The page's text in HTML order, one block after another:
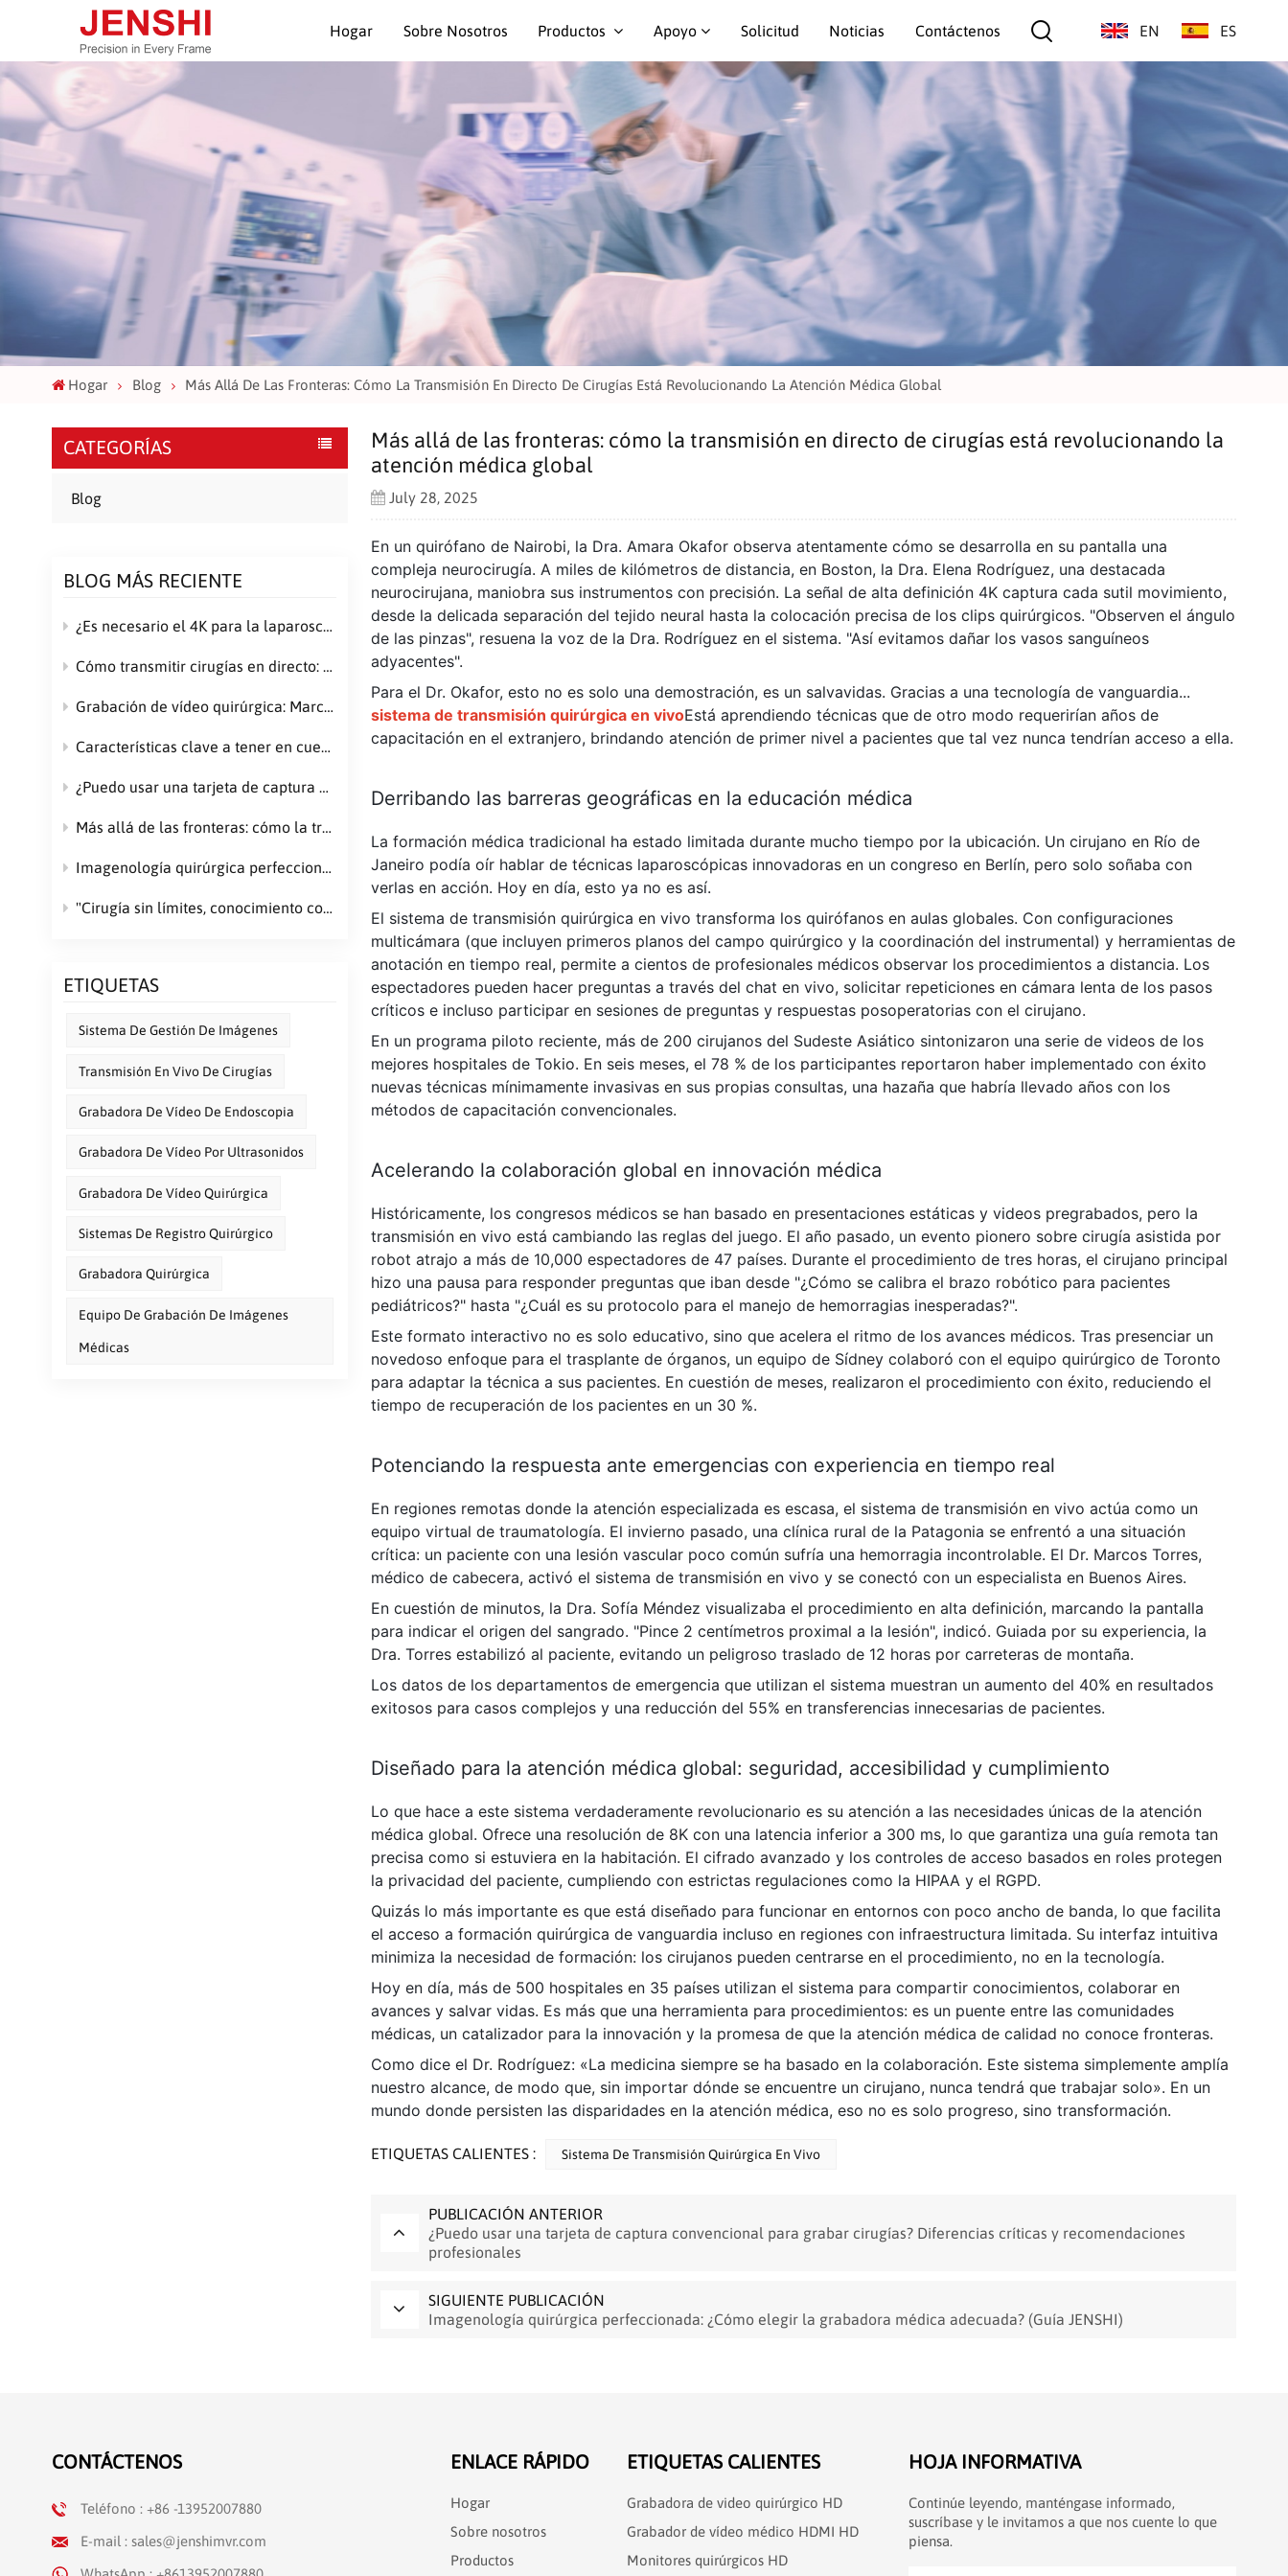
Hogar Sobre Nosotros Productos Apoyo Solicitud Noticias Contáctenos EN ES
Hogar Blog Más Allá De Las Fronteras: Cómo La Transmisión En Directo De Cirugías Está Revolucionando La Atención Médica Global
CATEGORÍAS
Blog
BLOG MÁS RECIENTE
¿Es necesario el 4K para la laparoscopia? ¿Por qué su próximo sistema de cámara quirúrgica no debería conformarse con menos?
Cómo transmitir cirugías en directo: una guía completa para instituciones médicas
Grabación de vídeo quirúrgica: Marco legal y consideraciones de cumplimiento
Características clave a tener en cuenta al elegir un sistema de registro quirúrgico
¿Puedo usar una tarjeta de captura convencional para grabar cirugías? Diferencias críticas y recomendaciones profesionales
Más allá de las fronteras: cómo la transmisión en directo de cirugías está revolucionando la atención médica global
Imagenología quirúrgica perfeccionada: ¿Cómo elegir la grabadora médica adecuada? (Guía JENSHI)
"Cirugía sin límites, conocimiento compartido": ¡La videograbadora médica marca el comienzo de una nueva era en la transmisión en vivo de cirugías hospitalarias!
ETIQUETAS
Sistema De Gestión De Imágenes
Transmisión En Vivo De Cirugías
Grabadora De Vídeo De Endoscopia
Grabadora De Vídeo Por Ultrasonidos
Grabadora De Vídeo Quirúrgica
Sistemas De Registro Quirúrgico
Grabadora Quirúrgica
Equipo De Grabación De Imágenes
Médicas
Más allá de las fronteras: cómo la transmisión en directo de cirugías está revolucionando la
atención médica global
July 28, 2025
En un quirófano de Nairobi, la Dra. Amara Okafor observa atentamente cómo se desarrolla en su pantalla una
compleja neurocirugía. A miles de kilómetros de distancia, en Boston, la Dra. Elena Rodríguez, una destacada
neurocirujana, maniobra sus instrumentos con precisión. La señal de alta definición 4K captura cada sutil movimiento,
desde la delicada separación del tejido neural hasta la colocación precisa de los clips quirúrgicos. "Observen el ángulo
de las pinzas", resuena la voz de la Dra. Rodríguez en el sistema. "Así evitamos dañar los vasos sanguíneos
adyacentes".
Para el Dr. Okafor, esto no es solo una demostración, es un salvavidas. Gracias a una tecnología de vanguardia...
sistema de transmisión quirúrgica en vivoEstá aprendiendo técnicas que de otro modo requerirían años de
capacitación en el extranjero, brindando atención de primer nivel a pacientes que tal vez nunca tendrían acceso a ella.
Derribando las barreras geográficas en la educación médica
La formación médica tradicional ha estado limitada durante mucho tiempo por la ubicación. Un cirujano en Río de
Janeiro podía oír hablar de técnicas laparoscópicas innovadoras en un congreso en Berlín, pero solo soñaba con
verlas en acción. Hoy en día, esto ya no es así.
El sistema de transmisión quirúrgica en vivo transforma los quirófanos en aulas globales. Con configuraciones
multicámara (que incluyen primeros planos del campo quirúrgico y la coordinación del instrumental) y herramientas de
anotación en tiempo real, permite a cientos de profesionales médicos observar los procedimientos a distancia. Los
espectadores pueden hacer preguntas a través del chat en vivo, solicitar repeticiones en cámara lenta de los pasos
críticos e incluso participar en sesiones de preguntas y respuestas posoperatorias con el cirujano.
En un programa piloto reciente, más de 200 cirujanos del Sudeste Asiático sintonizaron una serie de videos de los
mejores hospitales de Tokio. En seis meses, el 78 % de los participantes reportaron haber implementado con éxito
nuevas técnicas mínimamente invasivas en sus propias consultas, una hazaña que habría llevado años con los
métodos de capacitación convencionales.
Acelerando la colaboración global en innovación médica
Históricamente, los congresos médicos se han basado en presentaciones estáticas y videos pregrabados, pero la
transmisión en vivo está cambiando las reglas del juego. El año pasado, un evento pionero sobre cirugía asistida por
robot atrajo a más de 10,000 espectadores de 47 países. Durante el procedimiento de tres horas, el cirujano principal
hizo una pausa para responder preguntas que iban desde "¿Cómo se calibra el brazo robótico para pacientes
pediátricos?" hasta "¿Cuál es su protocolo para el manejo de hemorragias inesperadas?".
Este formato interactivo no es solo educativo, sino que acelera el ritmo de los avances médicos. Tras presenciar un
novedoso enfoque para el trasplante de órganos, un equipo de Sídney colaboró ​​con el equipo quirúrgico de Toronto
para adaptar la técnica a sus pacientes. En cuestión de meses, realizaron el procedimiento con éxito, reduciendo el
tiempo de recuperación de los pacientes en un 30 %.
Potenciando la respuesta ante emergencias con experiencia en tiempo real
En regiones remotas donde la atención especializada es escasa, el sistema de transmisión en vivo actúa como un
equipo virtual de traumatología. El invierno pasado, una clínica rural de la Patagonia se enfrentó a una situación
crítica: un paciente con una lesión vascular poco común sufría una hemorragia incontrolable. El Dr. Marcos Torres,
médico de cabecera, activó el sistema de transmisión en vivo y se conectó con un especialista en Buenos Aires.
En cuestión de minutos, la Dra. Sofía Méndez visualizaba el procedimiento en alta definición, marcando la pantalla
para indicar el origen del sangrado. "Pince 2 centímetros proximal a la lesión", indicó. Guiada por su experiencia, la
Dra. Torres estabilizó al paciente, evitando un peligroso traslado de 12 horas por carreteras de montaña.
Los datos de los departamentos de emergencia que utilizan el sistema muestran un aumento del 40% en resultados
exitosos para casos complejos y una reducción del 55% en transferencias innecesarias de pacientes.
Diseñado para la atención médica global: seguridad, accesibilidad y cumplimiento
Lo que hace a este sistema verdaderamente revolucionario es su atención a las necesidades únicas de la atención
médica global. Ofrece una resolución de 8K con una latencia inferior a 300 ms, lo que garantiza una guía remota tan
precisa como si estuviera en la habitación. El cifrado avanzado y los controles de acceso basados ​​en roles protegen
la privacidad del paciente, cumpliendo con estrictas regulaciones como la HIPAA y el RGPD.
Quizás lo más importante es que está diseñado para funcionar en entornos con poco ancho de banda, lo que facilita
el acceso a formación quirúrgica de vanguardia incluso en regiones con infraestructura limitada. Su interfaz intuitiva
minimiza la necesidad de formación: los cirujanos pueden centrarse en el procedimiento, no en la tecnología.
Hoy en día, más de 500 hospitales en 35 países utilizan el sistema para compartir conocimientos, colaborar en
avances y salvar vidas. Es más que una herramienta para procedimientos: es un puente entre las comunidades
médicas, un catalizador para la innovación y la promesa de que la atención médica de calidad no conoce fronteras.
Como dice el Dr. Rodríguez: «La medicina siempre se ha basado en la colaboración. Este sistema simplemente amplía
nuestro alcance, de modo que, sin importar dónde se encuentre un cirujano, nunca tendrá que trabajar solo». En un
mundo donde persisten las disparidades en la atención médica, eso no es solo progreso, sino transformación.
ETIQUETAS CALIENTES : Sistema De Transmisión Quirúrgica En Vivo
PUBLICACIÓN ANTERIOR
¿Puedo usar una tarjeta de captura convencional para grabar cirugías? Diferencias críticas y recomendaciones
profesionales
SIGUIENTE PUBLICACIÓN
Imagenología quirúrgica perfeccionada: ¿Cómo elegir la grabadora médica adecuada? (Guía JENSHI)
CONTÁCTENOS
Teléfono : +86 -13952007880
E-mail : sales@jenshimvr.com
ENLACE RÁPIDO
Hogar
Sobre nosotros
Productos
ETIQUETAS CALIENTES
Grabadora de video quirúrgico HD
Grabador de vídeo médico HDMI HD
Monitores quirúrgicos HD
HOJA INFORMATIVA
Continúe leyendo, manténgase informado,
suscríbase y le invitamos a que nos cuente lo que
piensa.